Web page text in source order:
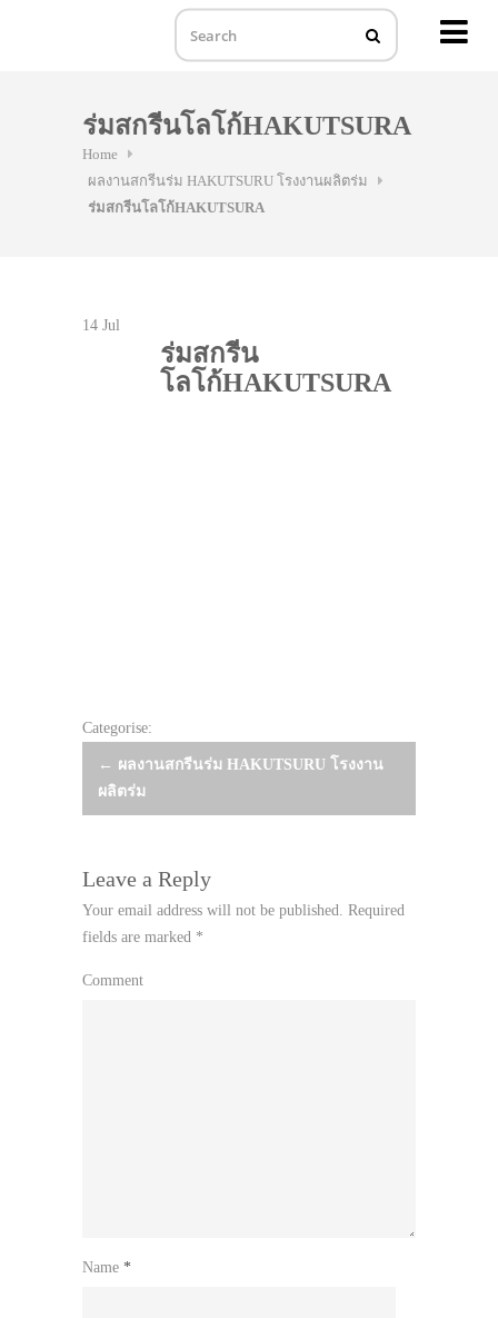
ร่มสกรีนโลโก้HAKUTSURA
Home
ผลงานสกรีนร่ม HAKUTSURU โรงงานผลิตร่ม
ร่มสกรีนโลโก้HAKUTSURA
14 Jul
ร่มสกรีน
โลโก้HAKUTSURA
Categorise:
Post
navigation
← ผลงานสกรีนร่ม HAKUTSURU โรงงาน
ผลิตร่ม
Leave a Reply
Your email address will not be published. Required
fields are marked *
Comment
Name *